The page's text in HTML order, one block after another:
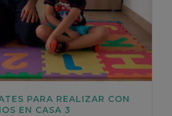
PARA REALIZAR CON
EN CASA 3